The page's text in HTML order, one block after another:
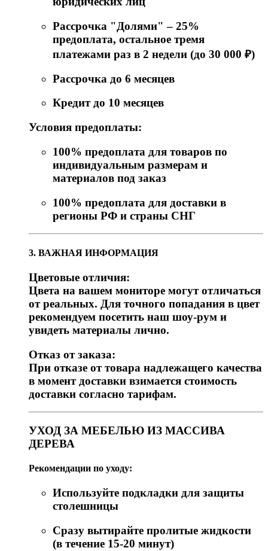
Рассрочка "Долями" – 25%
предоплата, остальное тремя
платежами раз в 2 недели (до 30 000 ₽)
Рассрочка до 6 месяцев
Кредит до 10 месяцев
Условия предоплаты:
100% предоплата для товаров по
индивидуальным размерам и
материалов под заказ
100% предоплата для доставки в
регионы РФ и страны СНГ
3. ВАЖНАЯ ИНФОРМАЦИЯ
Цветовые отличия:
Цвета на вашем мониторе могут отличаться
от реальных. Для точного попадания в цвет
рекомендуем посетить наш шоу-рум и
увидеть материалы лично.
Отказ от заказа:
При отказе от товара надлежащего качества
в момент доставки взимается стоимость
доставки согласно тарифам.
УХОД ЗА МЕБЕЛЬЮ ИЗ МАССИВА
ДЕРЕВА
Рекомендации по уходу:
Используйте подкладки для защиты
столешницы
Сразу вытирайте пролитые жидкости
(в течение 15-20 минут)